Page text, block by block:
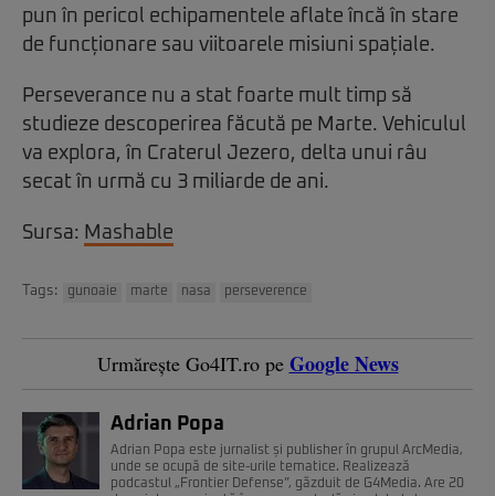
pun în pericol echipamentele aflate încă în stare
de funcționare sau viitoarele misiuni spațiale.
Perseverance nu a stat foarte mult timp să
studieze descoperirea făcută pe Marte. Vehiculul
va explora, în Craterul Jezero, delta unui râu
secat în urmă cu 3 miliarde de ani.
Sursa: Mashable
Tags: gunoaie marte nasa perseverence
Urmărește Go4IT.ro pe Google News
Adrian Popa
Adrian Popa este jurnalist și publisher în grupul ArcMedia,
unde se ocupă de site-urile tematice. Realizează
podcastul „Frontier Defense”, găzduit de G4Media. Are 20